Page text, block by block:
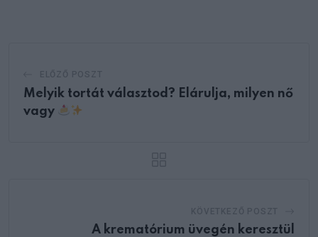
Melyik tortát választod? Elárulja, milyen nő
vagy
A krematórium üvegén keresztül